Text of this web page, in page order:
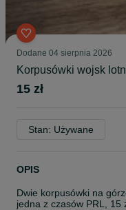
Dodane 04 sierpnia 2026
Korpusówki wojsk
15 zł
Stan: Używane
OPIS
Dwie korpusówki na
jedna z czasów PRL, 15